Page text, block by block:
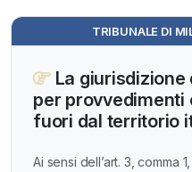
TRIBUNALE DI
La giurisdizione
per provvedimenti
fuori dal territorio
Ai sensi dell’art. 3, comma